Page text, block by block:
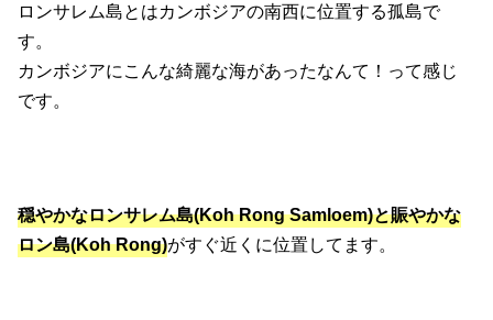
ロンサレム島とはカンボジアの南西に位置する孤島で
す。
カンボジアにこんな綺麗な海があったなんて！って感じ
です。
穏やかなロンサレム島(Koh Rong Samloem)と賑やかな
ロン島(Koh Rong)がすぐ近くに位置してます。